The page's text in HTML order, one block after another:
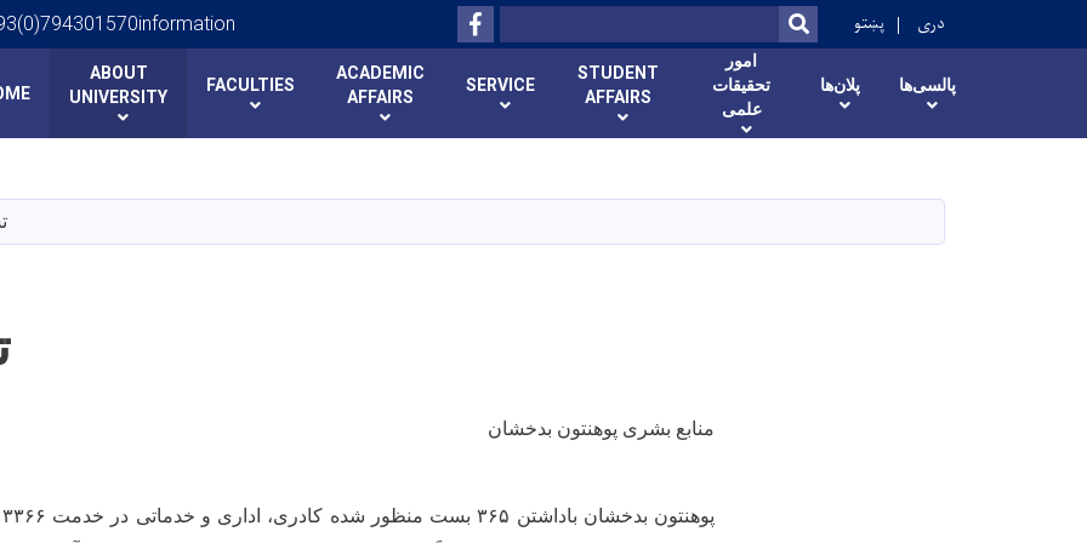
content
Facebook
Search SEARCH
پښتو دری
ABOUT
UNIVERSITY
FACULTIES
ACADEMIC
AFFAIRS
SERVICE
STUDENT
AFFAIRS
امور
تحقیقات
علمی
پلان‌ها پالسی‌ها
منابع بشری پوهنتون بدخشان